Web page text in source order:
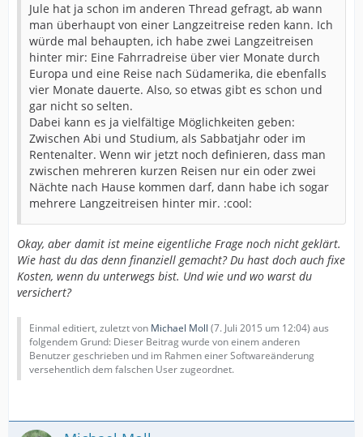
Jule hat ja schon im anderen Thread gefragt, ab wann
man überhaupt von einer Langzeitreise reden kann. Ich
würde mal behaupten, ich habe zwei Langzeitreisen
hinter mir: Eine Fahrradreise über vier Monate durch
Europa und eine Reise nach Südamerika, die ebenfalls
vier Monate dauerte. Also, so etwas gibt es schon und
gar nicht so selten.
Dabei kann es ja vielfältige Möglichkeiten geben:
Zwischen Abi und Studium, als Sabbatjahr oder im
Rentenalter. Wenn wir jetzt noch definieren, dass man
zwischen mehreren kurzen Reisen nur ein oder zwei
Nächte nach Hause kommen darf, dann habe ich sogar
mehrere Langzeitreisen hinter mir. :cool:
Okay, aber damit ist meine eigentliche Frage noch nicht geklärt.
Wie hast du das denn finanziell gemacht? Du hast doch auch fixe
Kosten, wenn du unterwegs bist. Und wie und wo warst du
versichert?
Einmal editiert, zuletzt von Michael Moll (7. Juli 2015 um 12:04) aus
folgendem Grund: Dieser Beitrag wurde von einem anderen
Benutzer geschrieben und im Rahmen einer Softwareänderung
versehentlich dem falschen User zugeordnet.